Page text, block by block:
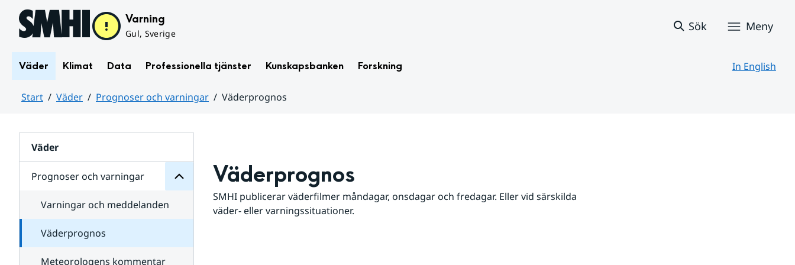
Hoppa till sidans innehåll Varning
Gul, Sverige
Sök Meny
Väder Klimat Data Professionella tjänster Kunskapsbanken Forskning In English
Start Väder Prognoser och varningar
Väderprognos
Väder
Prognoser och varningar
för
varningar
Varningar och meddelanden
Väderprognos
Meteorologens kommentar
Väderprognos
SMHI publicerar väderfilmer måndagar, onsdagar och fredagar. Eller vid särskilda
väder- eller varningssituationer.